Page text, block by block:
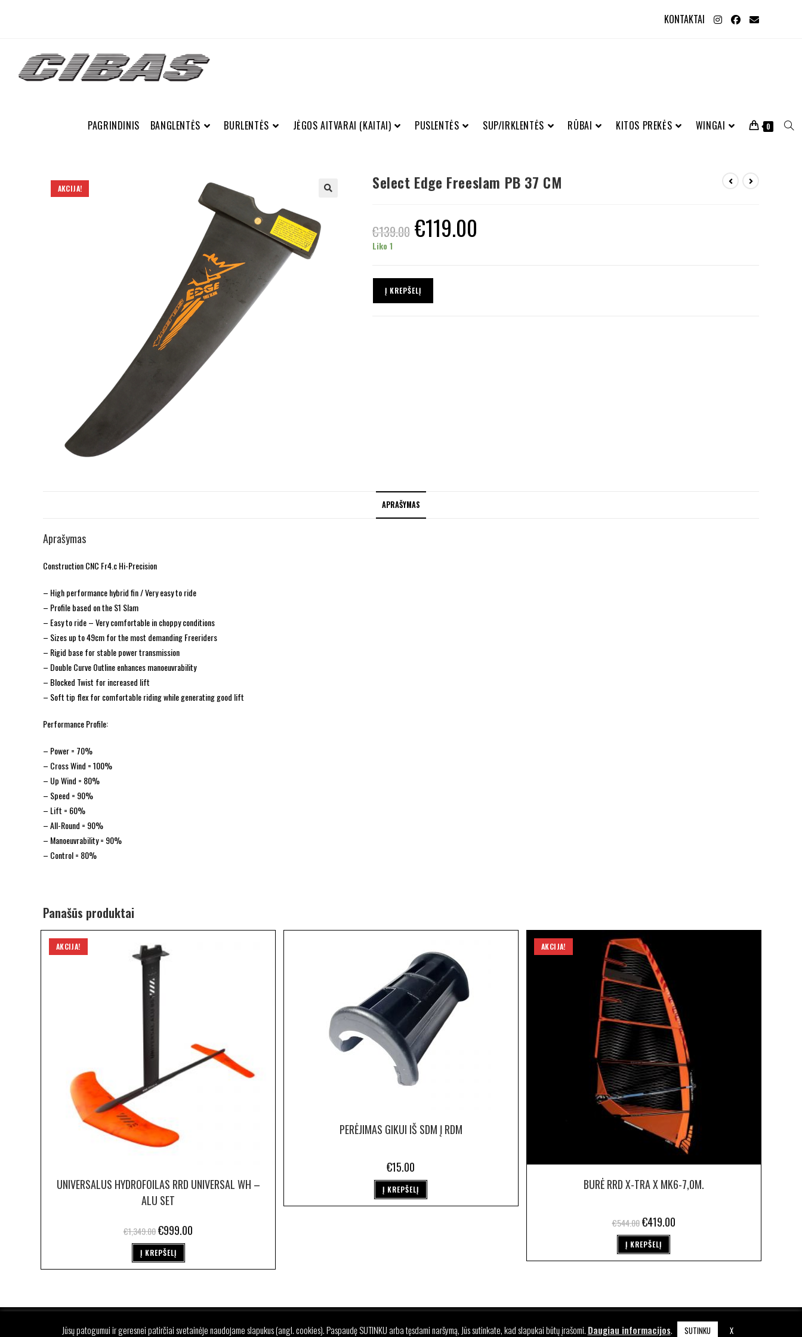
KONTAKTAI
PAGRINDINIS BANGLENTĖS BURLENTĖS JĖGOS AITVARAI (KAITAI) PUSLENTĖS SUP/IRKLENTĖS RŪBAI KITOS PREKĖS WINGAI 0
AKCIJA! Select Edge Freeslam PB 37 CM
€139.00 €119.00
Liko 1
Į KREPŠELĮ
APRAŠYMAS
Aprašymas
Construction CNC Fr4.c Hi-Precision
– High performance hybrid fin / Very easy to ride
– Profile based on the S1 Slam
– Easy to ride – Very comfortable in choppy conditions
– Sizes up to 49cm for the most demanding Freeriders
– Rigid base for stable power transmission
– Double Curve Outline enhances manoeuvrability
– Blocked Twist for increased lift
– Soft tip flex for comfortable riding while generating good lift
Performance Profile:
– Power = 70%
– Cross Wind = 100%
– Up Wind = 80%
– Speed = 90%
– Lift = 60%
– All-Round = 90%
– Manoeuvrability = 90%
– Control = 80%
Panašūs produktai
AKCIJA!
UNIVERSALUS HYDROFOILAS RRD UNIVERSAL WH –
ALU SET
€1,349.00€999.00
Į KREPŠELĮ
PERĖJIMAS GIKUI IŠ SDM Į RDM
€15.00
Į KREPŠELĮ
AKCIJA!
BURĖ RRD X-TRA X MK6-7,0M.
€544.00 €419.00
Į KREPŠELĮ
PREKIŲ GRĄŽINIMO IR PRISTATYMO SĄLYGOS PRIVATUMO POLITIKA
Jūsų patogumui ir geresnei patirčiai svetainėje naudojame slapukus (angl. cookies). Paspaudę SUTINKU arba tęsdami naršymą, Jūs sutinkate, kad slapukai būtų įrašomi. Daugiau informacijos. SUTINKU X